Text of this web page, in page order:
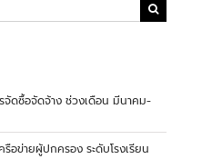
จัดซื้อจัดจ้าง ช่วงเดือน มีนาคม-
อข่ายผู้ปกครอง ระดับโรงเรียน